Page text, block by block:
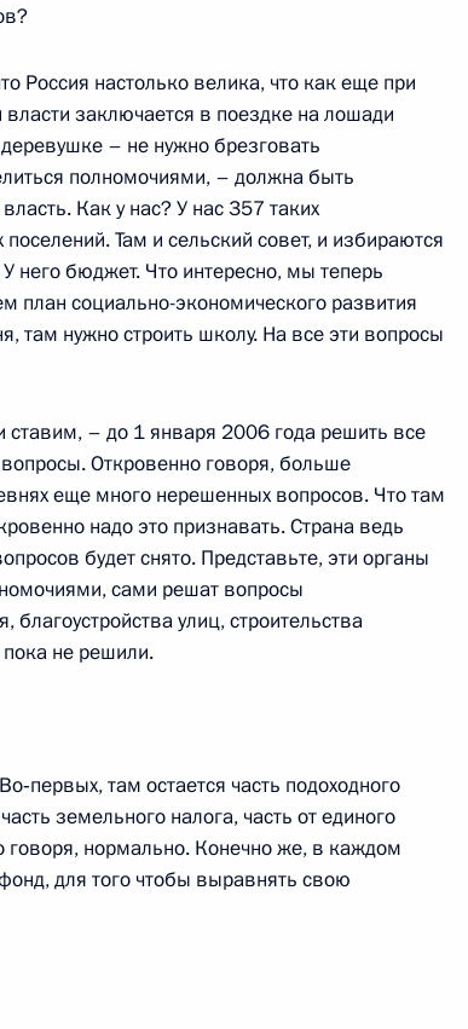
службы
Зубковым
Липецкой области
Россия настолько велика, что как еще при
заключается в поездке на лошади
– не нужно брезговать
полномочиями, – должна быть
Как у нас? У нас 357 таких
Там и сельский совет, и избираются
него бюджет. Что интересно, мы теперь
план социально-экономического развития
там нужно строить школу. На все эти вопросы
– до 1 января 2006 года решить все
Откровенно говоря, больше
еще много нерешенных вопросов. Что там
надо это признавать. Страна ведь
будет снято. Представьте, эти органы
сами решат вопросы
улиц, строительства
не решили.
там остается часть подоходного
земельного налога, часть от единого
говоря, нормально. Конечно же, в каждом
для того чтобы выравнять свою